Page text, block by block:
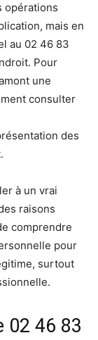
opérations
mais en
au 02 46 83
Pour
une
consulter
des
à un vrai
raisons
comprendre
pour
surtout
02 46 83